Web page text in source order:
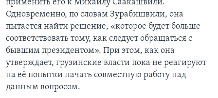
применить его к Михаилу Саакашвили.
Одновременно, по словам Зурабишвили, она
пытается найти решение, «которое будет больше
соответствовать тому, как следует обращаться с
бывшим президентом». При этом, как она
утверждает, грузинские власти пока не реагируют
на её попытки начать совместную работу над
данным вопросом.